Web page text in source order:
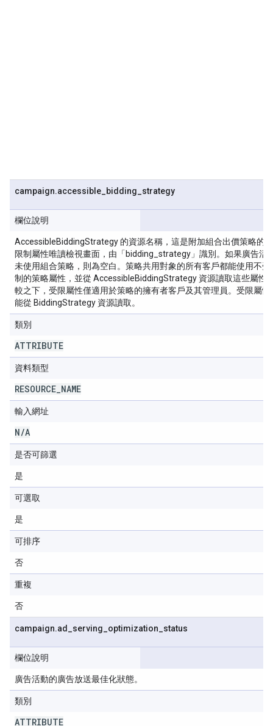
campaign.accessible bidding strategy
欄位說明
AccessibleBiddingStrategy 的資源名稱，這是附加組合出價策略的
限制屬性唯讀檢視畫面，由「bidding_strategy」識別。如果廣告活
未使用組合策略，則為空白。策略共用對象的所有客戶都能使用不受
制的策略屬性，並從 AccessibleBiddingStrategy 資源讀取這些屬性
較之下，受限屬性僅適用於策略的擁有者客戶及其管理員。受限屬性
能從 BiddingStrategy 資源讀取。
類別
ATTRIBUTE
資料類型
RESOURCE NAME
輸入網址
N/A
是否可篩選
是
可選取
是
可排序
否
重複
否
campaign.ad serving optimization status
欄位說明
廣告活動的廣告放送最佳化狀態。
類別
ATTRIBUTE